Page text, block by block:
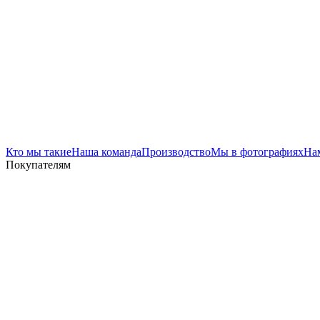
Кто мы такиеНаша командаПроизводствоМы в фотографиях
Покупателям